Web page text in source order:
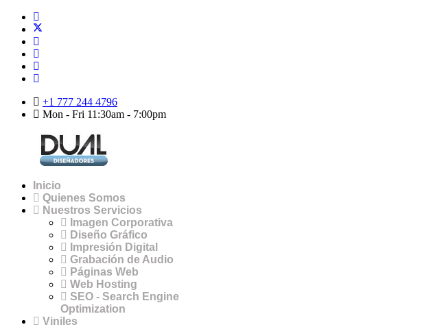
+1 777 244 4796
Mon - Fri 11:30am - 7:00pm
Inicio
Quienes Somos
Nuestros Servicios
Imagen Corporativa
Diseño Gráfico
Impresión Digital
Grabación de Audio
Páginas Web
Web Hosting
SEO - Search Engine
Optimization
Viniles